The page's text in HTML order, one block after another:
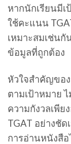
หากนักเรียนมี
ใช้คะแนน
เหมาะสมเช่น
ข้อมูลที่ถูกต้อง
หัวใจสำคัญขอ
ตามเป้าหมาย
ความกังวลเพีย
TGAT อย่างชัด
การอ่านหนังสือ